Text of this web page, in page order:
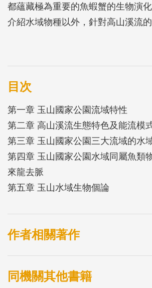
都蘊藏極為重要的魚蝦蟹的生物演
介紹水域物種以外，針對高山溪流
輸流動模式，亦期能引領更多人認
目次
第一章 玉山國家公園流域特性
第二章 高山溪流生態特色及能流模
第三章 玉山國家公園三大流域的水
第四章 玉山國家公園水域同屬魚類
來龍去脈
第五章 玉山水域生物個論
作者相關著作
同機關其他書籍